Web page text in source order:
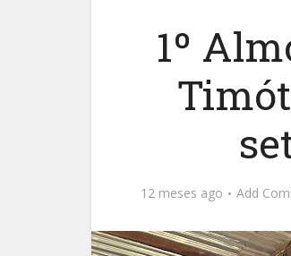
1º
12 meses ago Add